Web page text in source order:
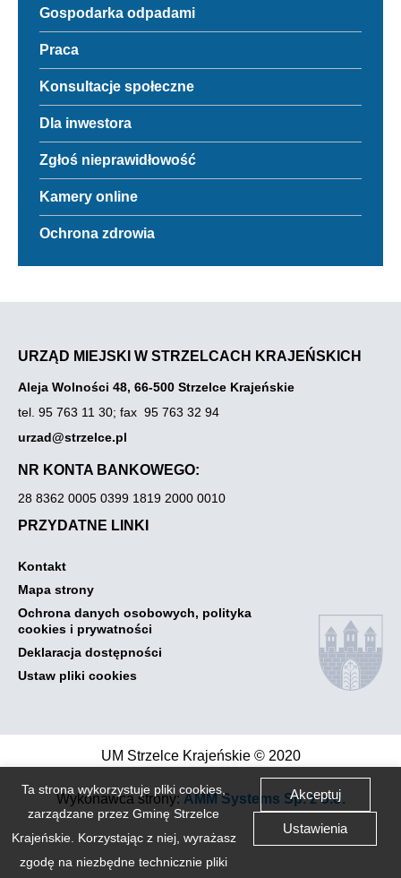
Gospodarka odpadamiOdnośnik
do
Gospodarka
Praca
do
Praca
Link
otwiera
się
w
nowej
zakładce
Konsultacje społeczne
Konsultacje
Dla inwestora
do
Dla
inwestora
Zgłoś nieprawidłowośćOdnośnik
Zgłoś
Kamery online
Kamery
online
otwiera
nowej
Ochrona zdrowia
do
URZĄD MIEJSKI W STRZELCACH KRAJEŃSKICH
Aleja Wolności 48, 66-500 Strzelce Krajeńskie
tel. 95 763 11 30; fax 95 763 32 94
urzad@strzelce.pl
NR KONTA BANKOWEGO:
28 8362 0005 0399 1819 2000 0010
PRZYDATNE LINKI
KontaktOtwiera
przenoszący
do
Kontakt
Mapa stronyOtwiera
przenoszący
do
strony
Ochrona danych osobowych, polityka
cookies i prywatności
przenoszący
i
prywatności
Link
otwiera
się
nowej
zakładce
przegladarki
Deklaracja dostępności
Ustaw pliki cookies
cookies
UM Strzelce Krajeńskie © 2020
Wykonawca strony:AMM Systems Sp. z o.o.
Ta strona wykorzystuje pliki cookies,
zarządzane przez Gminę Strzelce
Krajeńskie. Korzystając z niej, wyrażasz
zgodę na niezbędne technicznie pliki
Akceptuj
Ustawienia